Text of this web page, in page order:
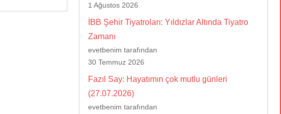
1 Ağustos 2026
İBB Şehir Tiyatroları: Yıldızlar Altında Tiyatro
Zamanı
evetbenim tarafından
30 Temmuz 2026
Fazıl Say: Hayatımın çok mutlu günleri
(27.07.2026)
evetbenim tarafından